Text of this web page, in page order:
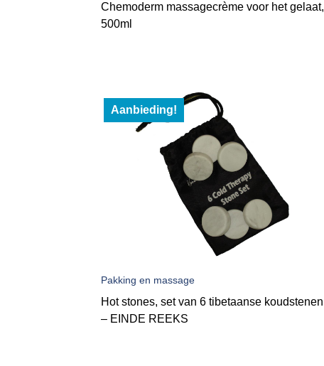
Chemoderm massagecrème voor het gelaat,
500ml
Aanbieding!
Pakking en massage
Hot stones, set van 6 tibetaanse koudstenen
– EINDE REEKS